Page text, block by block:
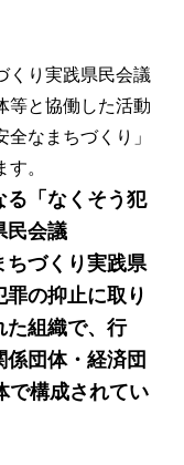
くり実践県民会議
等と協働した活動
なまちづくり」
。
る「なくそう犯
民会議
ちづくり実践県
の抑止に取り
た組織で、行
団体・経済団
で構成されてい